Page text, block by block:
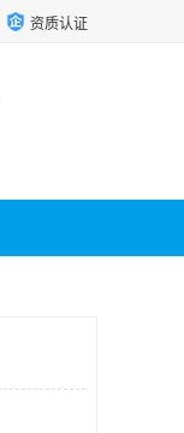
资质认证